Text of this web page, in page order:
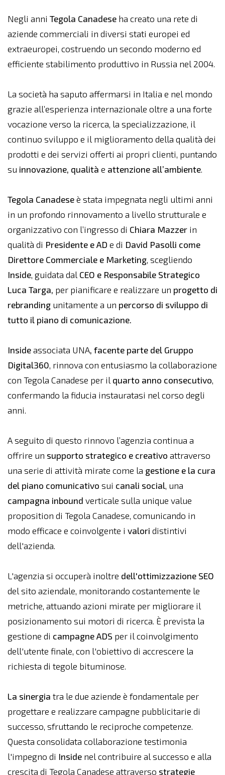
Negli anni Tegola Canadese ha creato una rete di
aziende commerciali in diversi stati europei ed
extraeuropei, costruendo un secondo moderno ed
efficiente stabilimento produttivo in Russia nel 2004.
La società ha saputo affermarsi in Italia e nel mondo
grazie all’esperienza internazionale oltre a una forte
vocazione verso la ricerca, la specializzazione, il
continuo sviluppo e il miglioramento della qualità dei
prodotti e dei servizi offerti ai propri clienti, puntando
su innovazione, qualità e attenzione all’ambiente.
Tegola Canadeseè stata impegnata negli ultimi anni
in un profondo rinnovamento a livello strutturale e
organizzativo con l’ingresso di Chiara Mazzer in
qualità di Presidente e AD e di David Pasolli come
Direttore Commerciale e Marketing, scegliendo
Inside, guidata dal CEO e Responsabile Strategico
Luca Targa, per pianificare e realizzare un progetto di
rebranding unitamente a un percorso di sviluppo di
tutto il piano di comunicazione.
Insideassociata UNA, facente parte del Gruppo
Digital360, rinnova con entusiasmo la collaborazione
con Tegola Canadese per il quarto anno consecutivo,
confermando la fiducia instauratasi nel corso degli
anni.
A seguito di questo rinnovo l’agenzia continua a
offrire un supporto strategico e creativo attraverso
una serie di attività mirate come la gestione e la cura
del piano comunicativo sui canali social, una
campagna inbound verticale sulla unique value
proposition di Tegola Canadese, comunicando in
modo efficace e coinvolgente i valori distintivi
dell'azienda.
L'agenzia si occuperà inoltre dell'ottimizzazione SEO
del sito aziendale, monitorando costantemente le
metriche, attuando azioni mirate per migliorare il
posizionamento sui motori di ricerca. È prevista la
gestione di campagne ADS per il coinvolgimento
dell'utente finale, con l'obiettivo di accrescere la
richiesta di tegole bituminose.
La sinergia tra le due aziende è fondamentale per
progettare e realizzare campagne pubblicitarie di
successo, sfruttando le reciproche competenze.
Questa consolidata collaborazione testimonia
l'impegno di Inside nel contribuire al successo e alla
crescita di Tegola Canadese attraverso strategie